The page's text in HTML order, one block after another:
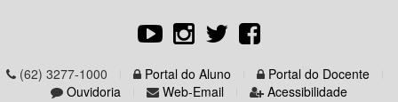
(62) 3277-1000 Portal do Aluno
Portal do Docente
Ouvidoria
Web-Email Acessibilidade